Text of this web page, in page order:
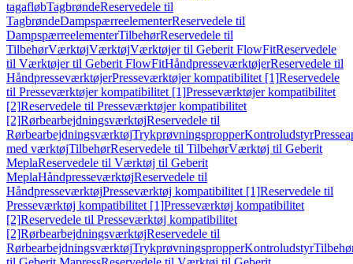
tagafløbTagbrøndeReservedele til
TagbrøndeDampspærreelementerReservedele til
DampspærreelementerTilbehørReservedele til
TilbehørVærktøjVærktøjVærktøjer til Geberit FlowFitReservedele
til Værktøjer til Geberit FlowFitHåndpresseværktøjerReservedele til
HåndpresseværktøjerPresseværktøjer kompatibilitet [1]Reservedele
til Presseværktøjer kompatibilitet [1]Presseværktøjer kompatibilitet
[2]Reservedele til Presseværktøjer kompatibilitet
[2]RørbearbejdningsværktøjReservedele til
RørbearbejdningsværktøjTrykprøvningspropperKontroludstyr
med værktøjTilbehørReservedele til TilbehørVærktøj til Geberit
MeplaReservedele til Værktøj til Geberit
MeplaHåndpresseværktøjReservedele til
HåndpresseværktøjPresseværktøj kompatibilitet [1]Reservedele til
Presseværktøj kompatibilitet [1]Presseværktøj kompatibilitet
[2]Reservedele til Presseværktøj kompatibilitet
[2]RørbearbejdningsværktøjReservedele til
RørbearbejdningsværktøjTrykprøvningspropperKontroludstyr